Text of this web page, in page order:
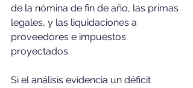
de la nómina de fin de año, las primas
legales, y las liquidaciones a
proveedores e impuestos
proyectados.
Si el análisis evidencia un déficit